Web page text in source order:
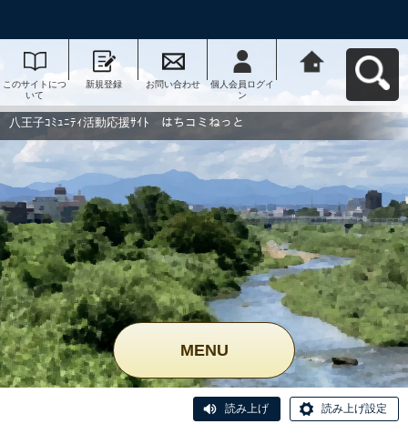
このサイトにつ
いて
新規登録 お問い合わせ
個人会員ログイ
ン
動応援ｻｲﾄ はち
コミねっとへ戻
八王子ｺﾐｭﾆﾃｨ活動応援ｻｲﾄ はちコミねっと
MENU
読み上げ 読み上げ設定